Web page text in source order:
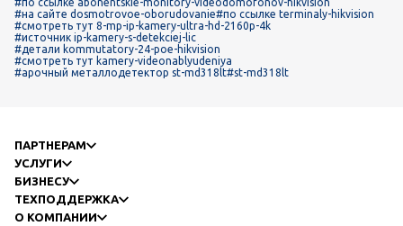
#на сайте dosmotrovoe-oborudovanie#по ссылке terminaly-hikvision
#смотреть тут 8-mp-ip-kamery-ultra-hd-2160p-4k
#источник ip-kamery-s-detekciej-lic
#детали kommutatory-24-poe-hikvision
#смотреть тут kamery-videonablyudeniya
#арочный металлодетектор st-md318lt#st-md318lt
ПАРТНЕРАМ
УСЛУГИ
БИЗНЕСУ
ТЕХПОДДЕРЖКА
О КОМПАНИИ